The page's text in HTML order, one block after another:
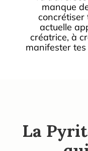
manque
concrétiser
actuelle
créatrice, à
manifester
La